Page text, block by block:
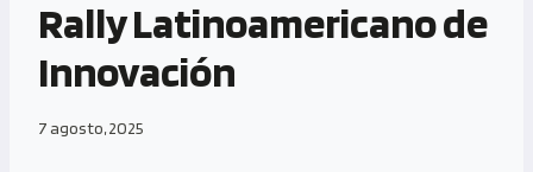
Rally Latinoamericano de
Innovación
7 agosto, 2025